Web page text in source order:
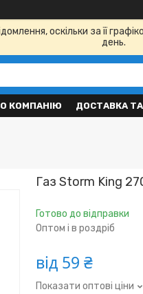
оскільки за її
день.
КОМПАНІЮ ДОСТАВКА
Газ Storm King
Готово до відправки
Оптом і в роздріб
від 59 ₴
Показати оптові ціни